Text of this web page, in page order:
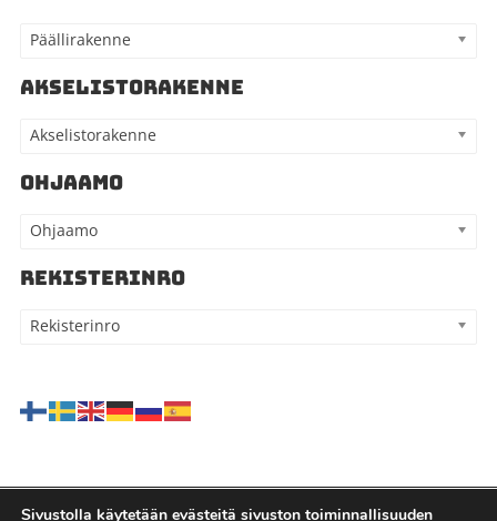
Päällirakenne
AKSELISTORAKENNE
Akselistorakenne
OHJAAMO
Ohjaamo
REKISTERINRO
Rekisterinro
Sivustolla käytetään evästeitä sivuston toiminnallisuuden